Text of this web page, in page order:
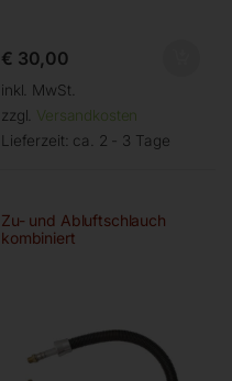
€ 30,00
inkl. MwSt.
zzgl. Versandkosten
Lieferzeit: ca. 2 - 3 Tage
Zu- und Abluftschlauch
kombiniert